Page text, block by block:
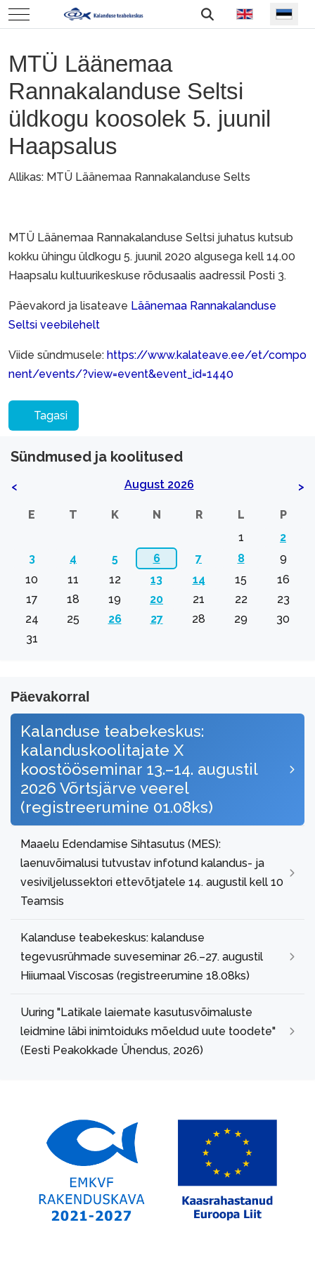
Mobile Menu Toggle Vali keel
MTÜ Läänemaa
Rannakalanduse Seltsi
üldkogu koosolek 5. juunil
Haapsalus
Allikas: MTÜ Läänemaa Rannakalanduse Selts
MTÜ Läänemaa Rannakalanduse Seltsi juhatus kutsub
kokku ühingu üldkogu 5. juunil 2020 algusega kell 14.00
Haapsalu kultuurikeskuse rõdusaalis aadressil Posti 3.
Päevakord ja lisateave Läänemaa Rannakalanduse
Seltsi veebilehelt
Viide sündmusele: https://www.kalateave.ee/et/compo
nent/events/?view=event&event_id=1440
Tagasi
Sündmused ja koolitused
< August 2026 >
E T K N R L
P
1
2
3
4 5 6 7 8
9
10
11 12 13 14 15
16
17
18 19 20 21 22
23
24
25 26 27 28 29
30
31
Päevakorral
Kalanduse teabekeskus:
kalanduskoolitajate X
koostööseminar 13.–14. augustil
2026 Võrtsjärve veerel
(registreerumine 01.08ks)
Maaelu Edendamise Sihtasutus (MES):
laenuvõimalusi tutvustav infotund kalandus- ja
vesiviljelussektori ettevõtjatele 14. augustil kell 10
Teamsis
Kalanduse teabekeskus: kalanduse
tegevusrühmade suveseminar 26.–27. augustil
Hiiumaal Viscosas (registreerumine 18.08ks)
Uuring "Latikale laiemate kasutusvõimaluste
leidmine läbi inimtoiduks mõeldud uute toodete"
(Eesti Peakokkade Ühendus, 2026)